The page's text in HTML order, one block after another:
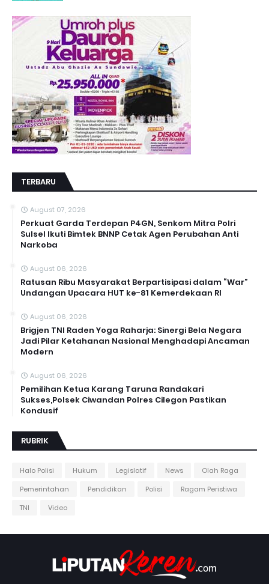
TERBARU
August 07, 2026
Perkuat Garda Terdepan P4GN, Senkom Mitra Polri
Sulsel Ikuti Bimtek BNNP Cetak Agen Perubahan Anti
Narkoba
August 06, 2026
Ratusan Ribu Masyarakat Berpartisipasi dalam “War”
Undangan Upacara HUT ke-81 Kemerdekaan RI
August 06, 2026
Brigjen TNI Raden Yoga Raharja: Sinergi Bela Negara
Jadi Pilar Ketahanan Nasional Menghadapi Ancaman
Modern
August 06, 2026
Pemilihan Ketua Karang Taruna Randakari
Sukses,Polsek Ciwandan Polres Cilegon Pastikan
Kondusif
RUBRIK
Halo Polisi Hukum Legislatif News
Olah Raga
Pemerintahan
Pendidikan Polisi
Ragam Peristiwa
TNI
Video